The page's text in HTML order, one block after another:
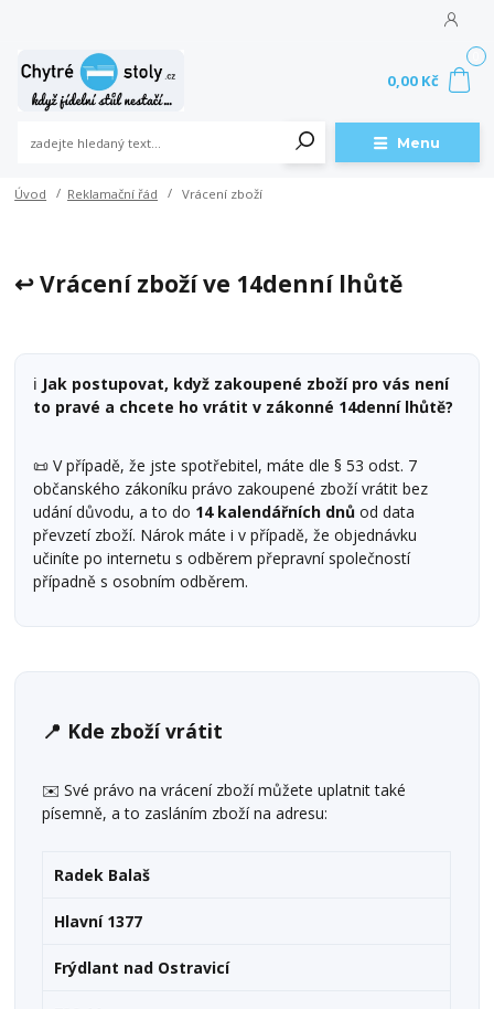
Menu
0,00 Kč
Úvod Reklamační řád Vrácení zboží
↩️ Vrácení zboží ve 14denní lhůtě
ℹ️ Jak postupovat, když zakoupené zboží pro vás není
to pravé a chcete ho vrátit v zákonné 14denní lhůtě?
📜 V případě, že jste spotřebitel, máte dle § 53 odst. 7
občanského zákoníku právo zakoupené zboží vrátit bez
udání důvodu, a to do 14 kalendářních dnů od data
převzetí zboží. Nárok máte i v případě, že objednávku
učiníte po internetu s odběrem přepravní společností
případně s osobním odběrem.
📍 Kde zboží vrátit
✉️ Své právo na vrácení zboží můžete uplatnit také
písemně, a to zasláním zboží na adresu:
Radek Balaš
Hlavní 1377
Frýdlant nad Ostravicí